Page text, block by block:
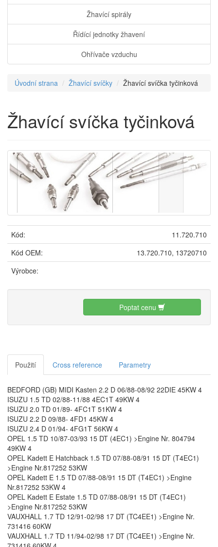
Žhavící spirály
Řídící jednotky žhavení
Ohřívače vzduchu
Úvodní strana Žhavící svíčky Žhavící svíčka tyčinková
Žhavící svíčka tyčinková
Kód:
11.720.710
Kód OEM:
13.720.710, 13720710
Výrobce:
Poptat cenu
Použití Cross reference Parametry
BEDFORD (GB) MIDI Kasten 2.2 D 06/88-08/92 22DIE 45KW 4
ISUZU 1.5 TD 02/88-11/88 4EC1T 49KW 4
ISUZU 2.0 TD 01/89- 4FC1T 51KW 4
ISUZU 2.2 D 09/88- 4FD1 45KW 4
ISUZU 2.4 D 01/94- 4FG1T 56KW 4
OPEL 1.5 TD 10/87-03/93 15 DT (4EC1) >Engine Nr. 804794
49KW 4
OPEL Kadett E Hatchback 1.5 TD 07/88-08/91 15 DT (T4EC1)
>Engine Nr.817252 53KW
OPEL Kadett E 1.5 TD 07/88-08/91 15 DT (T4EC1) >Engine
Nr.817252 53KW 4
OPEL Kadett E Estate 1.5 TD 07/88-08/91 15 DT (T4EC1)
>Engine Nr.817252 53KW
VAUXHALL 1.7 TD 12/91-02/98 17 DT (TC4EE1) >Engine Nr.
731416 60KW
VAUXHALL 1.7 TD 11/94-02/98 17 DT (TC4EE1) >Engine Nr.